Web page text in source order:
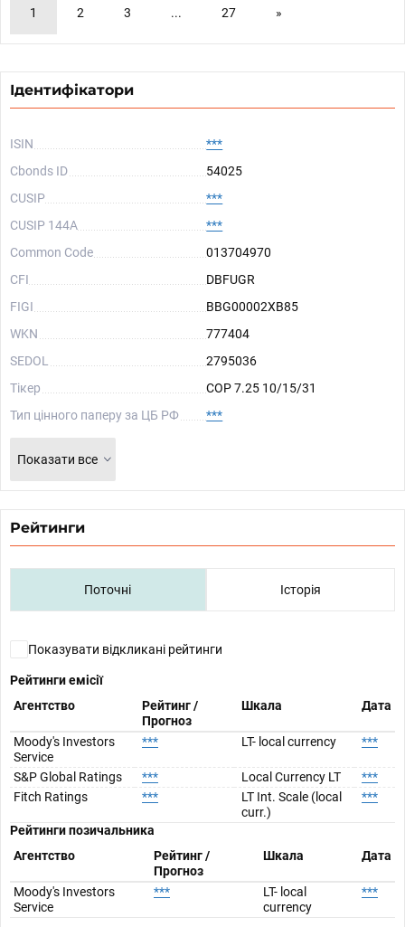
1 2 3 ... 27 »
Ідентифікатори
ISIN
***
Cbonds ID
54025
CUSIP
***
CUSIP 144A
***
Common Code
013704970
CFI
DBFUGR
FIGI
BBG00002XB85
WKN
777404
SEDOL
2795036
Тікер
COP 7.25 10/15/31
Тип цінного паперу за ЦБ РФ
***
Показати все
Рейтинги
Поточні Історія
Показувати відкликані рейтинги
Рейтинги емісії
Агентство
Рейтинг /
Прогноз
Шкала Дата
Moody's Investors
Service
*** LT- local currency ***
S&P Global Ratings *** Local Currency LT
***
Fitch Ratings
***
LT Int. Scale (local
curr.)
***
Рейтинги позичальника
Агентство
Рейтинг /
Прогноз
Шкала Дата
Moody's Investors
Service
***
LT- local
currency
***